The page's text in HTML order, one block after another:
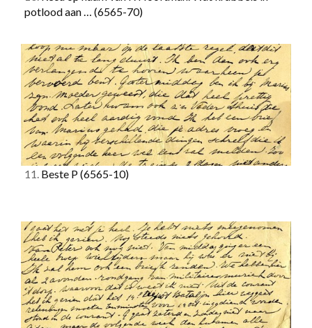
potlood aan … (6565-70)
11. Beste P(6565-10)